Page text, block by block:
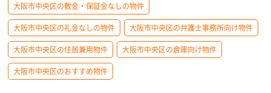
大阪市中央区の敷金・保証金なしの物件
大阪市中央区の礼金なしの物件 大阪市中央区の弁護士事務所向け物件
大阪市中央区の住居兼用物件 大阪市中央区の倉庫向け物件
大阪市中央区のおすすめ物件